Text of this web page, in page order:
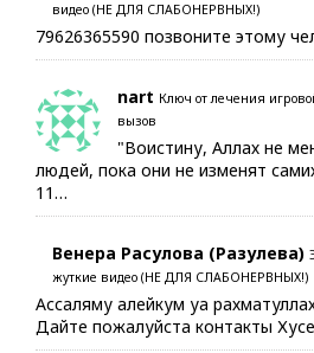
видео (НЕ ДЛЯ СЛАБОНЕРВНЫХ!)
79626365590 позвоните этому
nart Ключ от лечения
вызов
"Воистину, Аллах не
людей, пока они не изменят
11…
Венера Расулова (Разулева)
жуткие видео (НЕ ДЛЯ СЛАБОНЕРВНЫХ!)
Ассаляму алейкум уа
Дайте пожалуйста контакты